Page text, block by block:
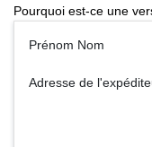
Pourquoi est-ce une
Le
Adresse de